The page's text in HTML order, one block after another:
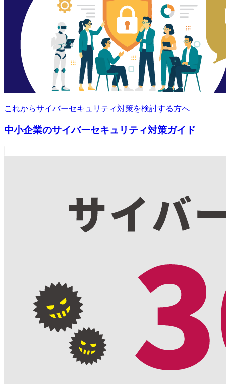
これからサイバーセキュリティ対策を検討する方へ
中小企業のサイバーセキュリティ対策ガイド